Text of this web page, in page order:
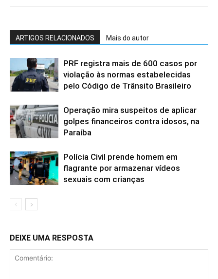
ARTIGOS RELACIONADOS Mais do autor
PRF registra mais de 600 casos por
violação às normas estabelecidas
pelo Código de Trânsito Brasileiro
Operação mira suspeitos de aplicar
golpes financeiros contra idosos, na
Paraíba
Polícia Civil prende homem em
flagrante por armazenar vídeos
sexuais com crianças
DEIXE UMA RESPOSTA